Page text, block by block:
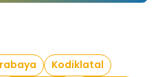
Kodiklatal